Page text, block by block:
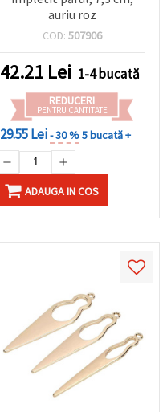
auriu roz
COD: 507906
42.21 Lei 1-4 bucată
REDUCERI
PENTRU CANTITATE
29.55 Lei- 30 %5 bucată +
ADAUGA IN COS